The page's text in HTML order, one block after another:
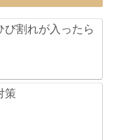
び割れが入ったら
策